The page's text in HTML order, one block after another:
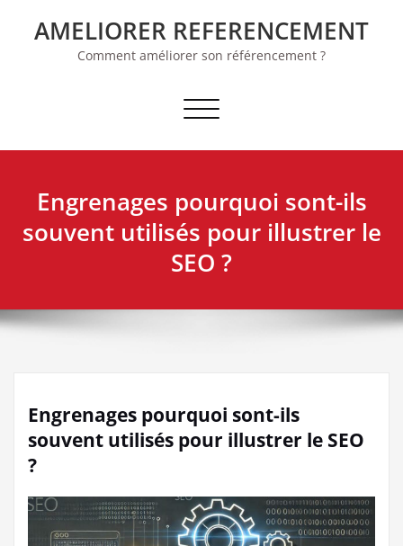
AMELIORER REFERENCEMENT
Comment améliorer son référencement ?
Afficher/masquer la navigation
Engrenages pourquoi sont-ils
souvent utilisés pour illustrer le
SEO ?
Engrenages pourquoi sont-ils
souvent utilisés pour illustrer le SEO
?